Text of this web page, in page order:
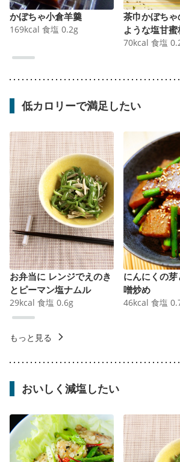
かぼちゃ小倉羊羹
169kcal 食塩 0.2g
茶巾かぼち
ような塩甘蜜
70kcal 食塩
低カロリーで満足したい
お弁当に レンジでえのき
とピーマン塩ナムル
29kcal 食塩 0.6g
にんにくの
噌炒め
46kcal 食塩
もっと見る
おいしく減塩したい